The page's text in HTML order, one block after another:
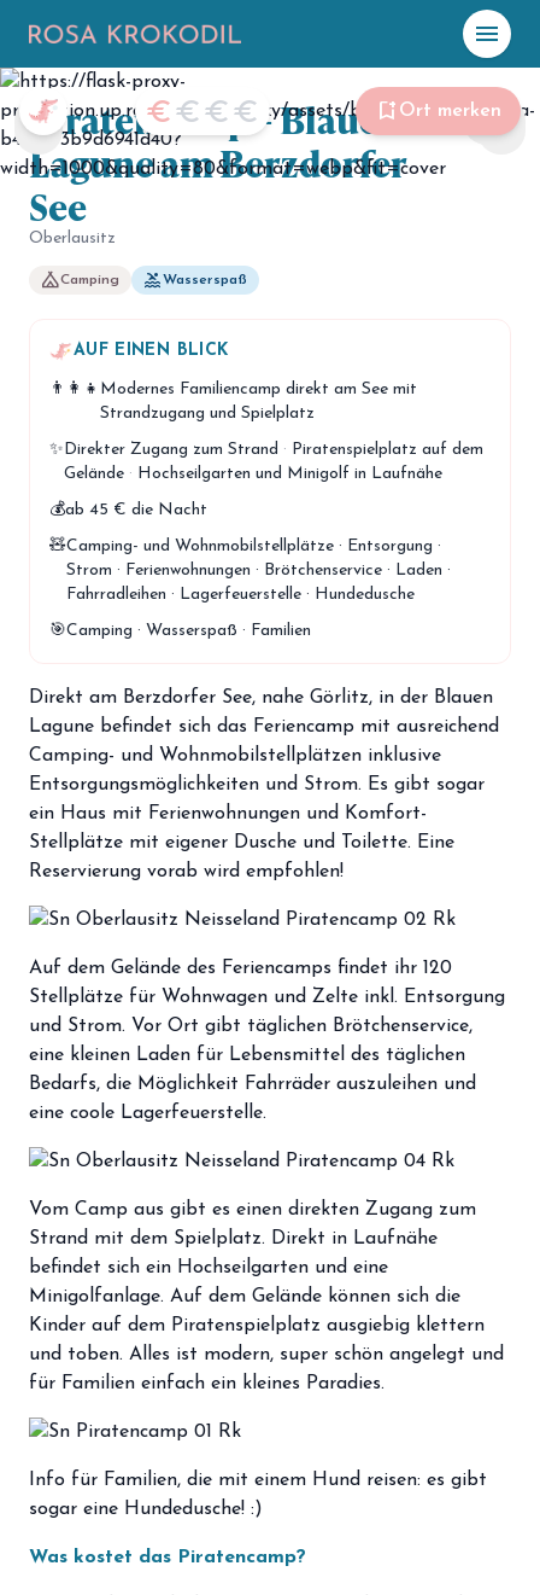
menu
☀️ Heute
Plane mit Kroki
hotel
Guides
Karte
Shop
loyalty
groups Entdecker Crew
login Anmelden / Registrieren
chevron_left chevron_right
bookmark_add Ort merken
euro euro euro euro
Piratencamp – Blaue
Lagune am Berzdorfer
See
Oberlausitz
campingCamping poolWasserspaß
share
AUF EINEN BLICK
👨‍👩‍👧 Modernes Familiencamp direkt am See mit
Strandzugang und Spielplatz
✨Direkter Zugang zum Strand · Piratenspielplatz auf dem
Gelände · Hochseilgarten und Minigolf in Laufnähe
💰ab 45 € die Nacht
🧸Camping- und Wohnmobilstellplätze · Entsorgung ·
Strom · Ferienwohnungen · Brötchenservice · Laden ·
Fahrradleihen · Lagerfeuerstelle · Hundedusche
🎯Camping · Wasserspaß · Familien
Direkt am Berzdorfer See, nahe Görlitz, in der Blauen
Lagune befindet sich das Feriencamp mit ausreichend
Camping- und Wohnmobilstellplätzen inklusive
Entsorgungsmöglichkeiten und Strom. Es gibt sogar
ein Haus mit Ferienwohnungen und Komfort-
Stellplätze mit eigener Dusche und Toilette. Eine
Reservierung vorab wird empfohlen!
Auf dem Gelände des Feriencamps findet ihr 120
Stellplätze für Wohnwagen und Zelte inkl. Entsorgung
und Strom. Vor Ort gibt täglichen Brötchenservice,
eine kleinen Laden für Lebensmittel des täglichen
Bedarfs, die Möglichkeit Fahrräder auszuleihen und
eine coole Lagerfeuerstelle.
Vom Camp aus gibt es einen direkten Zugang zum
Strand mit dem Spielplatz. Direkt in Laufnähe
befindet sich ein Hochseilgarten und eine
Minigolfanlage. Auf dem Gelände können sich die
Kinder auf dem Piratenspielplatz ausgiebig klettern
und toben. Alles ist modern, super schön angelegt und
für Familien einfach ein kleines Paradies.
Info für Familien, die mit einem Hund reisen: es gibt
sogar eine Hundedusche! :)
Was kostet das Piratencamp?